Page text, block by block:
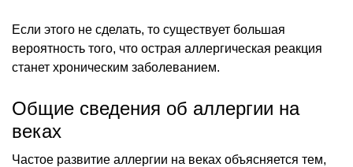
Если этого не сделать, то существует большая
вероятность того, что острая аллергическая реакция
станет хроническим заболеванием.
Общие сведения об аллергии на
веках
Частое развитие аллергии на веках объясняется тем,